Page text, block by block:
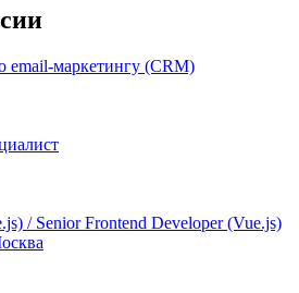
маркетингу (CRM)
/ Senior Frontend Developer (Vue.js)